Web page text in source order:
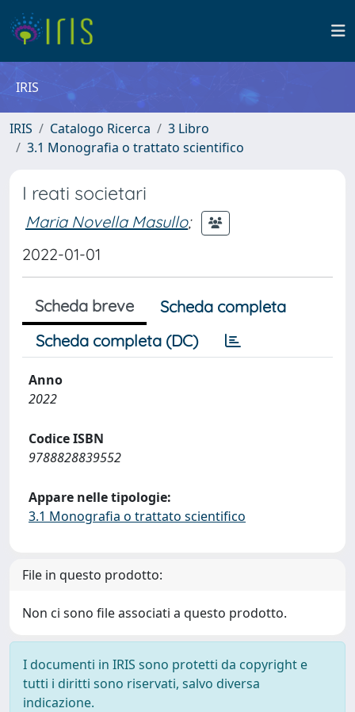
IRIS
IRIS Catalogo Ricerca
3 Libro
3.1 Monografia o trattato scientifico
I reati societari
Maria Novella Masullo;
2022-01-01
Scheda breve
Scheda completa
Scheda completa (DC)
Anno
2022
Codice ISBN
9788828839552
Appare nelle tipologie:
3.1 Monografia o trattato scientifico
File in questo prodotto:
Non ci sono file associati a questo prodotto.
I documenti in IRIS sono protetti da copyright e
tutti i diritti sono riservati, salvo diversa
indicazione.